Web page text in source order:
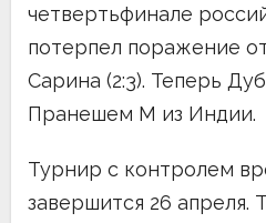
четвертьфинале
потерпел поражение
Сарина (2:3). Теперь
Пранешем М из Индии.
Турнир с контролем
завершится 26 апреля.